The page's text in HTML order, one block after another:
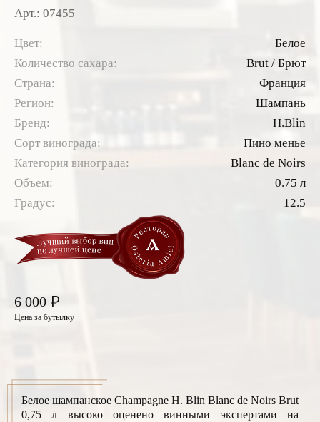
Арт.: 07455
Цвет:
Белое
Количество сахара:
Brut / Брют
Страна:
Франция
Регион:
Шампань
Бренд:
H.Blin
Сорт винограда:
Пино менье
Категория винограда:
Blanc de Noirs
Объем:
0.75 л
Градус:
12.5
6 000 ₽
Цена за бутылку
Белое шампанское Champagne H. Blin Blanc de Noirs Brut
0,75 л высоко оценено винными экспертами на